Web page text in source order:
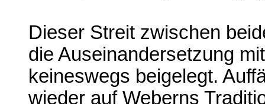
Dieser Streit zwischen
die Auseinandersetzung
keineswegs beigelegt.
wieder auf Weberns